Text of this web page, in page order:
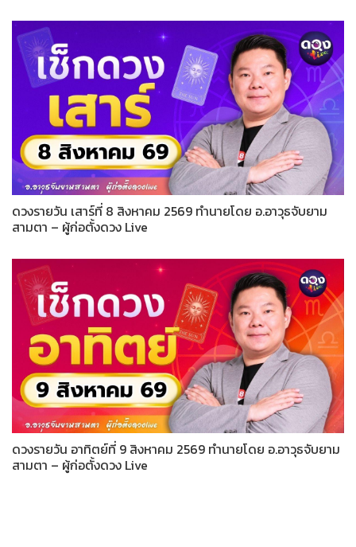
ดวงรายวัน เสาร์ที่ 8 สิงหาคม 2569 ทำนายโดย อ.อาวุธจับยาม
สามตา – ผู้ก่อตั้งดวง Live
ดวงรายวัน อาทิตย์ที่ 9 สิงหาคม 2569 ทำนายโดย อ.อาวุธจับยาม
สามตา – ผู้ก่อตั้งดวง Live